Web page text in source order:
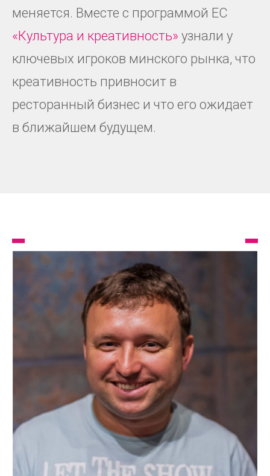
меняется. Вместе с программой EC
«Культура и креативность» узнали у
ключевых игроков минского рынка, что
креативность привносит в
ресторанный бизнес и что его ожидает
в ближайшем будущем.